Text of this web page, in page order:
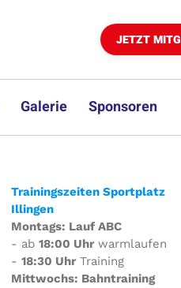
JETZT
Galerie Sponsoren
Trainingszeiten Sportplatz
Illingen
Montags: Lauf ABC
- ab 18:00 Uhrwarmlaufen
- 18:30 UhrTraining
Mittwochs: Bahntraining